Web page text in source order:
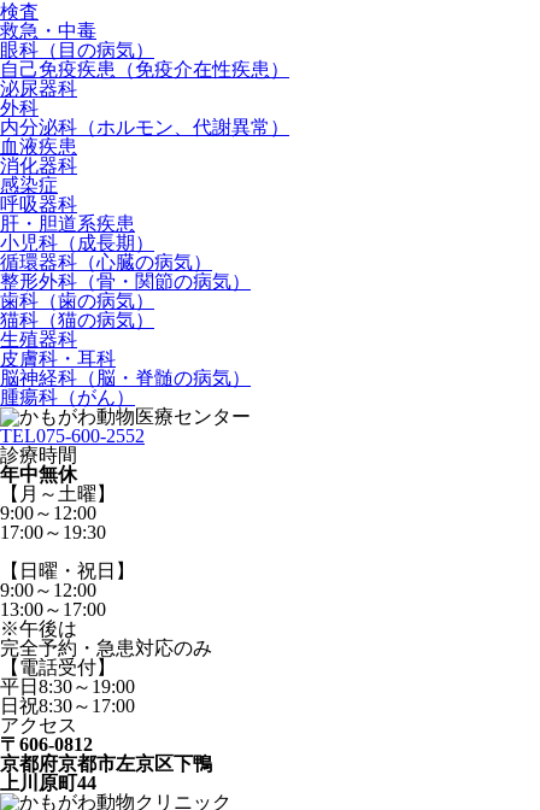
検査
救急・中毒
眼科（目の病気）
自己免疫疾患（免疫介在性疾患）
泌尿器科
外科
内分泌科（ホルモン、代謝異常）
血液疾患
消化器科
感染症
呼吸器科
肝・胆道系疾患
小児科（成長期）
循環器科（心臓の病気）
整形外科（骨・関節の病気）
歯科（歯の病気）
猫科（猫の病気）
生殖器科
皮膚科・耳科
脳神経科（脳・脊髄の病気）
腫瘍科（がん）
TEL075-600-2552
診療時間
年中無休
【月～土曜】
9:00～12:00
17:00～19:30
【日曜・祝日】
9:00～12:00
13:00～17:00
※午後は
完全予約・急患対応のみ
【電話受付】
平日8:30～19:00
日祝8:30～17:00
アクセス
〒606-0812
京都府京都市左京区下鴨
上川原町44